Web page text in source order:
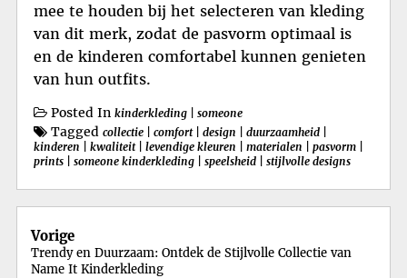
mee te houden bij het selecteren van kleding
van dit merk, zodat de pasvorm optimaal is
en de kinderen comfortabel kunnen genieten
van hun outfits.
Posted In kinderkleding someone
Tagged collectie comfort| design duurzaamheid
kinderen
kwaliteit| levendige kleuren materialen pasvorm
prints
someone kinderkleding speelsheid stijlvolle designs
Berichtnavigatie
Vorige
Trendy en Duurzaam: Ontdek de Stijlvolle Collectie van
Name It Kinderkleding